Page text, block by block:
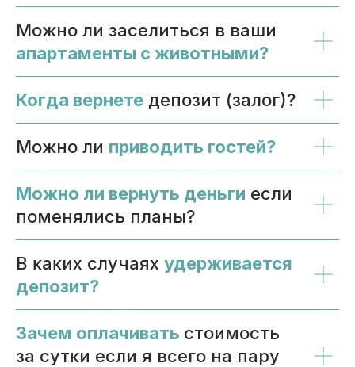
Можно ли заселиться в ваши
апартаменты с животными?
Когда вернете депозит (залог)?
Можно ли приводить гостей?
Можно ли вернуть деньги если
поменялись планы?
В ĸаĸих случаях удерживается
депозит?
Зачем оплачивать стоимость
за сутĸи если я всего на пару